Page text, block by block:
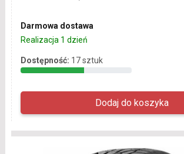
Darmowa dostawa
Realizacja 1 dzień
Dostępność: 17 sztuk